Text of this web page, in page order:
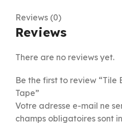
Reviews (0)
Reviews
There are no reviews yet.
Be the first to review “Tile
Tape”
Votre adresse e-mail ne
champs obligatoires sont